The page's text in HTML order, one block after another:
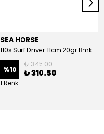
SEA HORSE
110s Surf Driver 11cm 20gr Bmk-05#
%10
₺ 345.00
₺ 310.50
1 Renk